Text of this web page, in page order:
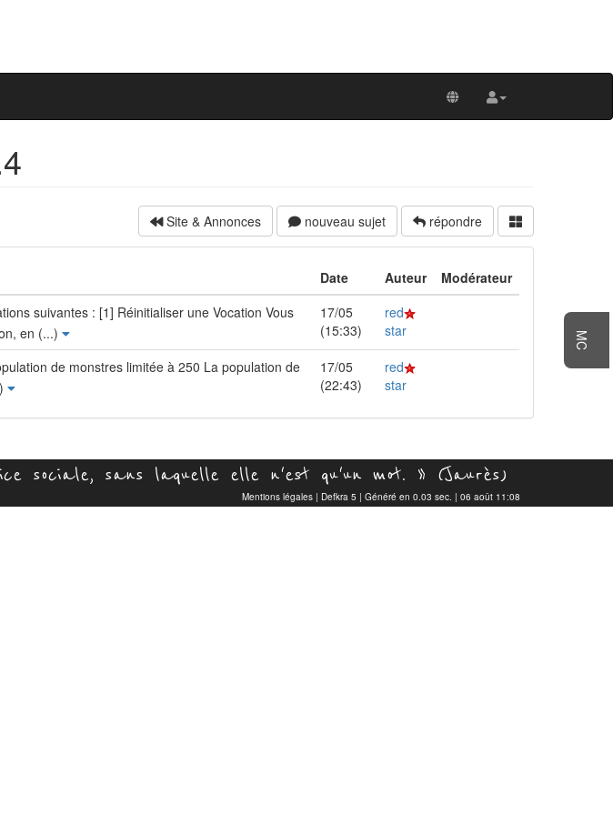
Site & Annonces nouveau sujet répondre
Date Auteur
Modérateur
suivantes : [1] Réinitialiser une Vocation Vous
en (...)
17/05
(15:33)
red
star
de monstres limitée à 250 La population de
17/05
(22:43)
red
star
MC
sociale, sans laquelle elle n'est qu'un mot. » (Jaurès)
Mentions légales | Defkra 5 | Généré en 0.03 sec. | 06 août 11:08